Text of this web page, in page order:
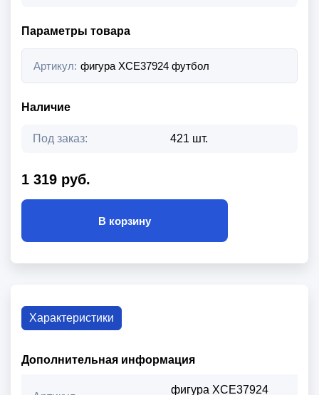
Параметры товара
Артикул: фигура XCE37924 футбол
Наличие
Под заказ: 421 шт.
1 319 руб.
В корзину
Характеристики
Дополнительная информация
фигура XCE37924